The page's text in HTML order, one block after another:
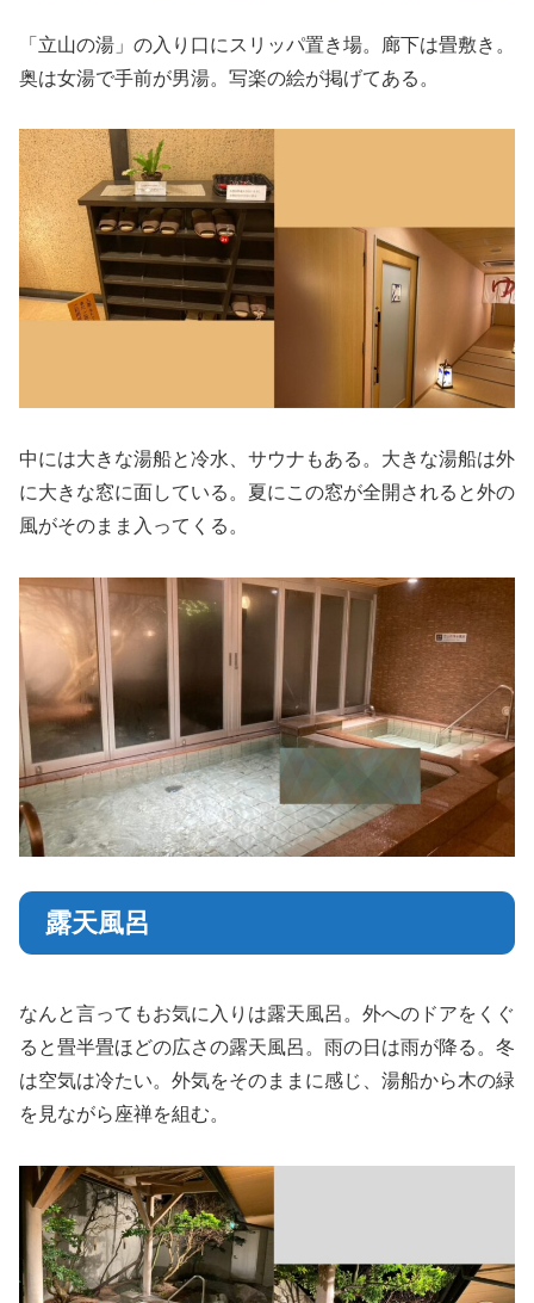
「立山の湯」の入り口にスリッパ置き場。廊下は畳敷き。
奥は女湯で手前が男湯。写楽の絵が掲げてある。
中には大きな湯船と冷水、サウナもある。大きな湯船は外
に大きな窓に面している。夏にこの窓が全開されると外の
風がそのまま入ってくる。
露天風呂
なんと言ってもお気に入りは露天風呂。外へのドアをくぐ
ると畳半畳ほどの広さの露天風呂。雨の日は雨が降る。冬
は空気は冷たい。外気をそのままに感じ、湯船から木の緑
を見ながら座禅を組む。